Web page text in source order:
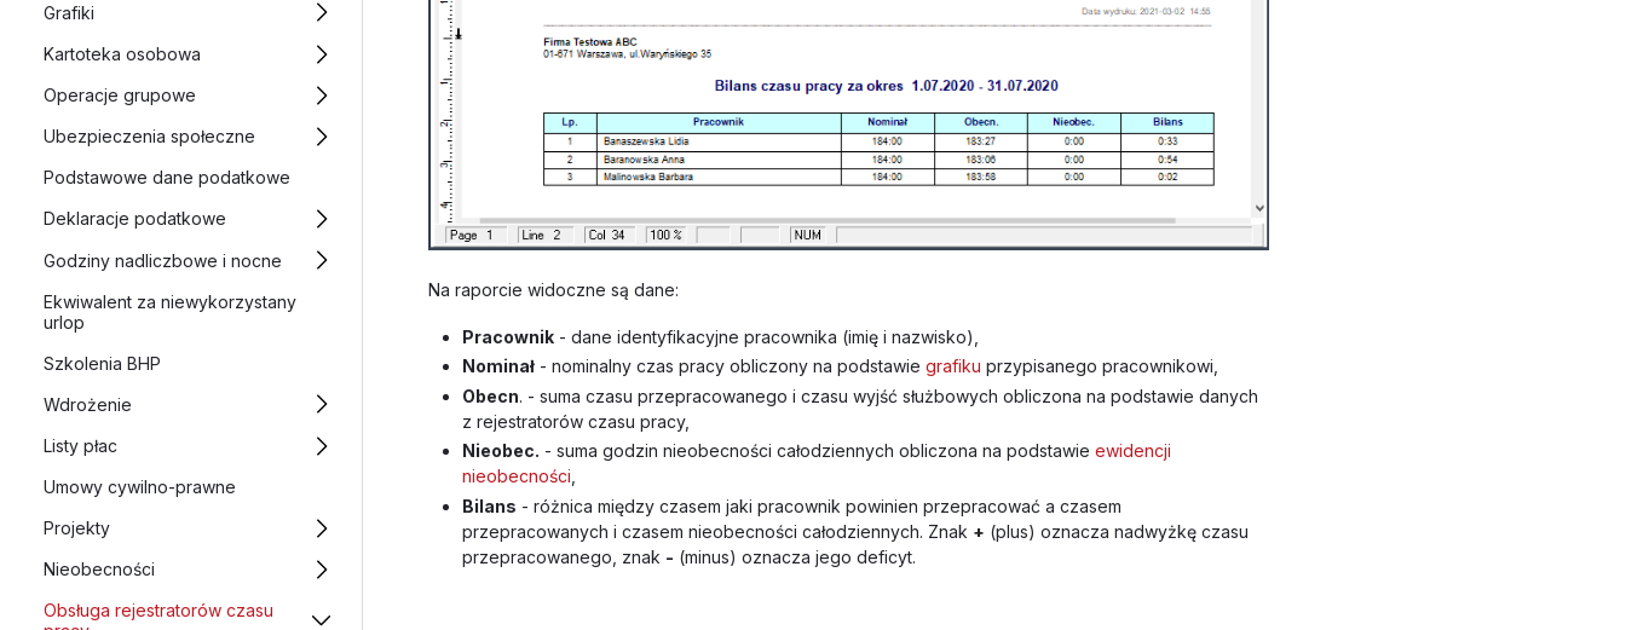
Grafiki
Kartoteka osobowa
Operacje grupowe
Ubezpieczenia społeczne
Podstawowe dane podatkowe
Deklaracje podatkowe
Godziny nadliczbowe i nocne
Ekwiwalent za niewykorzystany
urlop
Szkolenia BHP
Wdrożenie
Listy płac
Umowy cywilno-prawne
Projekty
Nieobecności
Obsługa rejestratorów czasu
Na raporcie widoczne są dane:
Pracownik - dane identyfikacyjne pracownika (imię i nazwisko),
Nominał - nominalny czas pracy obliczony na podstawie grafiku przypisanego pracownikowi,
Obecn. - suma czasu przepracowanego i czasu wyjść służbowych obliczona na podstawie danych
z rejestratorów czasu pracy,
Nieobec. - suma godzin nieobecności całodziennych obliczona na podstawie ewidencji
nieobecności
Bilans - różnica między czasem jaki pracownik powinien przepracować a czasem
przepracowanych i czasem nieobecności całodziennych. Znak + (plus) oznacza nadwyżkę czasu
przepracowanego, znak - (minus) oznacza jego deficyt.